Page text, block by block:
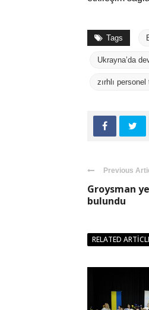
Tags
Ukrayna’da
zırhlı personel
Previous
Groysman
bulundu
RELATED